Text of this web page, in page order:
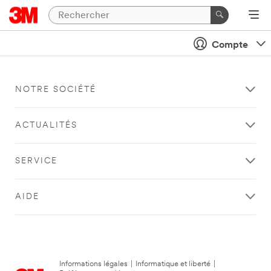
Compte
NOTRE SOCIÉTÉ
ACTUALITÉS
SERVICE
AIDE
Informations légales Informatique et liberté